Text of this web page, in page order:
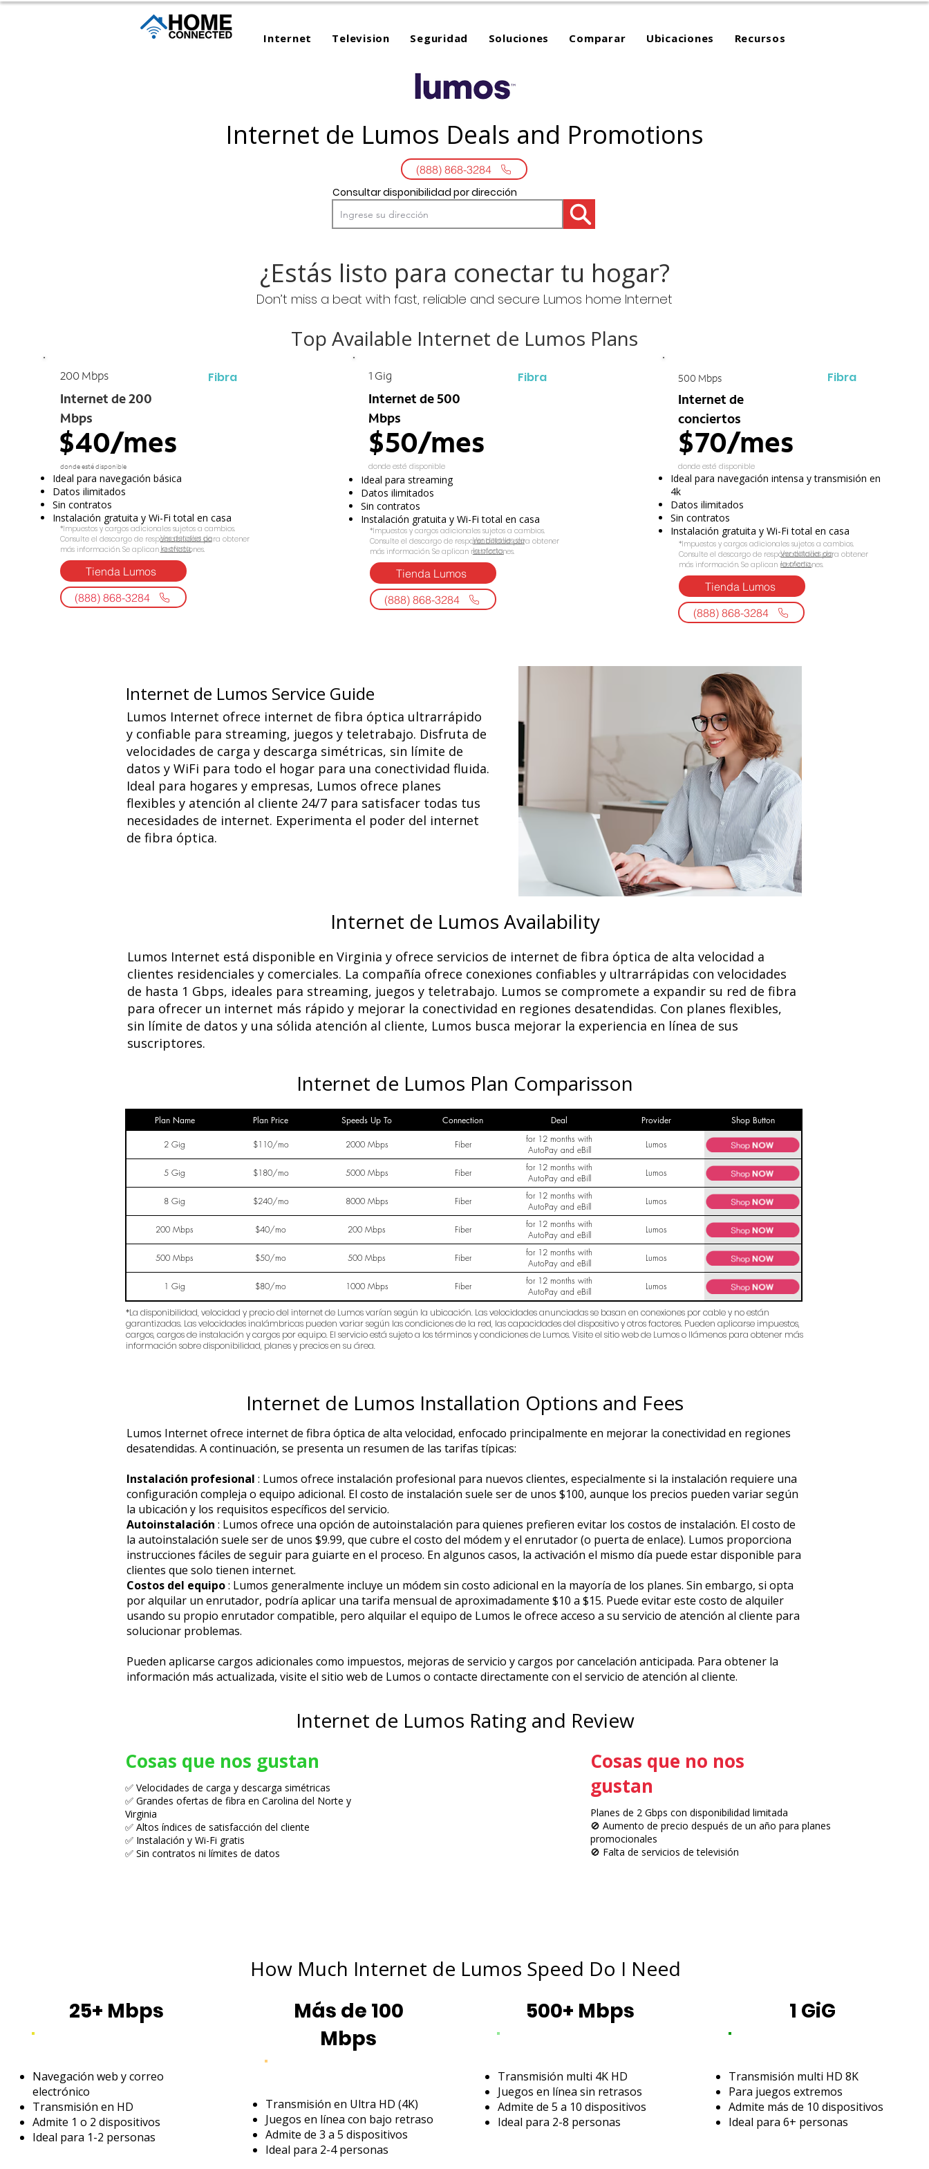
Internet Television Seguridad Soluciones Comparar Ubicaciones Recursos
Internet de Lumos Deals and Promotions
(888) 868-3284
Consultar disponibilidad por dirección
¿Estás listo para conectar tu hogar?
Don’t miss a beat with fast, reliable and secure Lumos home Internet
Top Available Internet de Lumos Plans
200 Mbps Fibra
Internet de 200
Mbps
$40/mes
donde esté disponible
Ideal para navegación básica
Datos ilimitados
Sin contratos
Instalación gratuita y Wi-Fi total en casa
*Impuestos y cargos adicionales sujetos a cambios.
Consulte el descargo de responsabilidad para obtener
más información. Se aplican restricciones.
Ver detalles de
la oferta.
Tienda Lumos
(888) 868-3284
1 Gig Fibra
Internet de 500
Mbps
$50/mes
donde esté disponible
Ideal para streaming
Datos ilimitados
Sin contratos
Instalación gratuita y Wi-Fi total en casa
*Impuestos y cargos adicionales sujetos a cambios.
Consulte el descargo de responsabilidad para obtener
más información. Se aplican restricciones.
Ver detalles de
la oferta.
Tienda Lumos
(888) 868-3284
500 Mbps Fibra
Internet de
conciertos
$70/mes
donde esté disponible
Ideal para navegación intensa y transmisión en
4k
Datos ilimitados
Sin contratos
Instalación gratuita y Wi-Fi total en casa
*Impuestos y cargos adicionales sujetos a cambios.
Consulte el descargo de responsabilidad para obtener
más información. Se aplican restricciones.
Ver detalles de
la oferta.
Tienda Lumos
(888) 868-3284
Internet de Lumos Service Guide
Lumos Internet ofrece internet de fibra óptica ultrarrápido
y confiable para streaming, juegos y teletrabajo. Disfruta de
velocidades de carga y descarga simétricas, sin límite de
datos y WiFi para todo el hogar para una conectividad fluida.
Ideal para hogares y empresas, Lumos ofrece planes
flexibles y atención al cliente 24/7 para satisfacer todas tus
necesidades de internet. Experimenta el poder del internet
de fibra óptica.
Internet de Lumos Availability
Lumos Internet está disponible en Virginia y ofrece servicios de internet de fibra óptica de alta velocidad a
clientes residenciales y comerciales. La compañía ofrece conexiones confiables y ultrarrápidas con velocidades
de hasta 1 Gbps, ideales para streaming, juegos y teletrabajo. Lumos se compromete a expandir su red de fibra
para ofrecer un internet más rápido y mejorar la conectividad en regiones desatendidas. Con planes flexibles,
sin límite de datos y una sólida atención al cliente, Lumos busca mejorar la experiencia en línea de sus
suscriptores.
Internet de Lumos Plan Comparisson
Plan Name Plan Price Speeds Up To Connection Deal Provider Shop Button
2 Gig $110/mo 2000 Mbps Fiber
for 12 months with
AutoPay and eBill
Lumos
5 Gig $180/mo 5000 Mbps Fiber
for 12 months with
AutoPay and eBill
Lumos
8 Gig $240/mo 8000 Mbps Fiber
for 12 months with
AutoPay and eBill
Lumos
200 Mbps $40/mo 200 Mbps Fiber
for 12 months with
AutoPay and eBill
Lumos
500 Mbps $50/mo 500 Mbps Fiber
for 12 months with
AutoPay and eBill
Lumos
1 Gig $80/mo 1000 Mbps Fiber
for 12 months with
AutoPay and eBill
Lumos
*La disponibilidad, velocidad y precio del internet de Lumos varían según la ubicación. Las velocidades anunciadas se basan en conexiones por cable y no están
garantizadas. Las velocidades inalámbricas pueden variar según las condiciones de la red, las capacidades del dispositivo y otros factores. Pueden aplicarse impuestos,
cargos, cargos de instalación y cargos por equipo. El servicio está sujeto a los términos y condiciones de Lumos. Visite el sitio web de Lumos o llámenos para obtener más
información sobre disponibilidad, planes y precios en su área.
Internet de Lumos Installation Options and Fees
Lumos Internet ofrece internet de fibra óptica de alta velocidad, enfocado principalmente en mejorar la conectividad en regiones
desatendidas. A continuación, se presenta un resumen de las tarifas típicas:
Instalación profesional : Lumos ofrece instalación profesional para nuevos clientes, especialmente si la instalación requiere una
configuración compleja o equipo adicional. El costo de instalación suele ser de unos $100, aunque los precios pueden variar según
la ubicación y los requisitos específicos del servicio.
Autoinstalación : Lumos ofrece una opción de autoinstalación para quienes prefieren evitar los costos de instalación. El costo de
la autoinstalación suele ser de unos $9.99, que cubre el costo del módem y el enrutador (o puerta de enlace). Lumos proporciona
instrucciones fáciles de seguir para guiarte en el proceso. En algunos casos, la activación el mismo día puede estar disponible para
clientes que solo tienen internet.
Costos del equipo: Lumos generalmente incluye un módem sin costo adicional en la mayoría de los planes. Sin embargo, si opta
por alquilar un enrutador, podría aplicar una tarifa mensual de aproximadamente $10 a $15. Puede evitar este costo de alquiler
usando su propio enrutador compatible, pero alquilar el equipo de Lumos le ofrece acceso a su servicio de atención al cliente para
solucionar problemas.
Pueden aplicarse cargos adicionales como impuestos, mejoras de servicio y cargos por cancelación anticipada. Para obtener la
información más actualizada, visite el sitio web de Lumos o contacte directamente con el servicio de atención al cliente.
Internet de Lumos Rating and Review
Cosas que nos gustan
✅ Velocidades de carga y descarga simétricas
✅ Grandes ofertas de fibra en Carolina del Norte y
Virginia
✅ Altos índices de satisfacción del cliente
✅ Instalación y Wi-Fi gratis
✅ Sin contratos ni límites de datos
Cosas que no nos
gustan
Planes de 2 Gbps con disponibilidad limitada
🚫 Aumento de precio después de un año para planes
promocionales
🚫 Falta de servicios de televisión
How Much Internet de Lumos Speed Do I Need
25+ Mbps
Navegación web y correo
electrónico
Transmisión en HD
Admite 1 o 2 dispositivos
Ideal para 1-2 personas
Más de 100
Mbps
Transmisión en Ultra HD (4K)
Juegos en línea con bajo retraso
Admite de 3 a 5 dispositivos
Ideal para 2-4 personas
500+ Mbps
Transmisión multi 4K HD
Juegos en línea sin retrasos
Admite de 5 a 10 dispositivos
Ideal para 2-8 personas
1 GiG
Transmisión multi HD 8K
Para juegos extremos
Admite más de 10 dispositivos
Ideal para 6+ personas